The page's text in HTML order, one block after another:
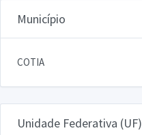
Município
COTIA
Unidade Federativa (UF)